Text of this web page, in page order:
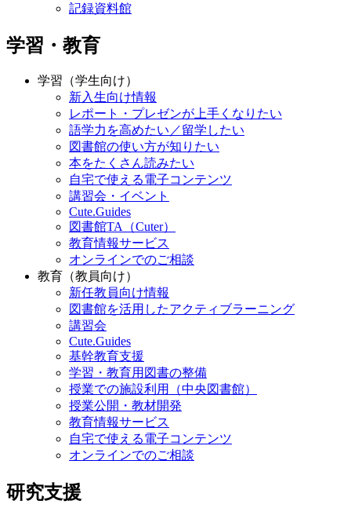
記録資料館
学習・教育
学習（学生向け）
新入生向け情報
レポート・プレゼンが上手くなりたい
語学力を高めたい／留学したい
図書館の使い方が知りたい
本をたくさん読みたい
自宅で使える電子コンテンツ
講習会・イベント
Cute.Guides
図書館TA（Cuter）
教育情報サービス
オンラインでのご相談
教育（教員向け）
新任教員向け情報
図書館を活用したアクティブラーニング
講習会
Cute.Guides
基幹教育支援
学習・教育用図書の整備
授業での施設利用（中央図書館）
授業公開・教材開発
教育情報サービス
自宅で使える電子コンテンツ
オンラインでのご相談
研究支援